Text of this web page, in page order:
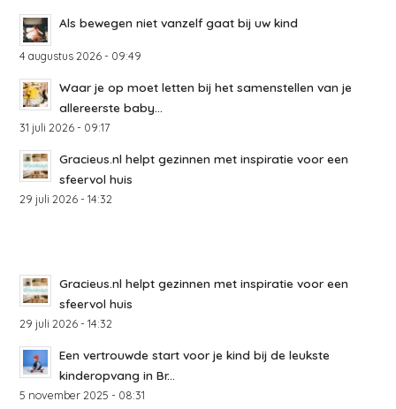
Als bewegen niet vanzelf gaat bij uw kind
4 augustus 2026 - 09:49
Waar je op moet letten bij het samenstellen van je
allereerste baby...
31 juli 2026 - 09:17
Gracieus.nl helpt gezinnen met inspiratie voor een
sfeervol huis
29 juli 2026 - 14:32
Gracieus.nl helpt gezinnen met inspiratie voor een
sfeervol huis
29 juli 2026 - 14:32
Een vertrouwde start voor je kind bij de leukste
kinderopvang in Br...
5 november 2025 - 08:31